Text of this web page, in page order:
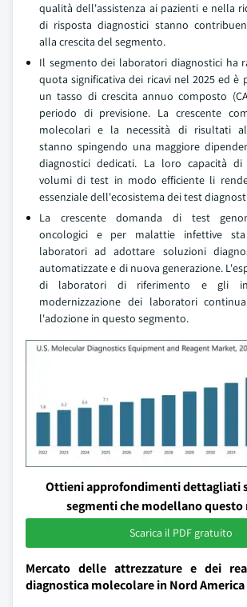
qualità dell'assistenza ai pazienti e nella
di risposta diagnostici stanno
alla crescita del segmento.
Il segmento dei laboratori diagnostici ha
quota significativa dei ricavi nel 2025 ed è
un tasso di crescita annuo composto
periodo di previsione. La crescente
molecolari e la necessità di risultati
stanno spingendo una maggiore
diagnostici dedicati. La loro capacità di
volumi di test in modo efficiente li
essenziale dell'ecosistema dei test
La crescente domanda di test
oncologici e per malattie infettive
laboratori ad adottare soluzioni
automatizzate e di nuova generazione.
di laboratori di riferimento e gli
modernizzazione dei laboratori
l'adozione in questo segmento.
Ottieni approfondimenti dettagliati
segmenti che modellano questo
Scarica il PDF gratuito
Mercato delle attrezzature e dei
diagnostica molecolare in Nord America